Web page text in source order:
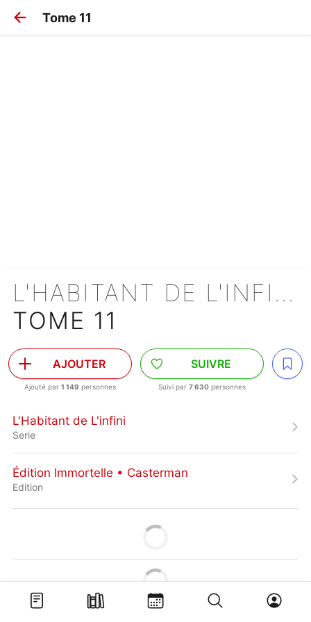
Tome 11
L'HABITANT DE L'INFINI
TOME 11
AJOUTER
Ajouté par 1 149 personnes
SUIVRE
Suivi par 7 630 personnes
L'Habitant de L'infini
Serie
Édition Immortelle • Casterman
Edition